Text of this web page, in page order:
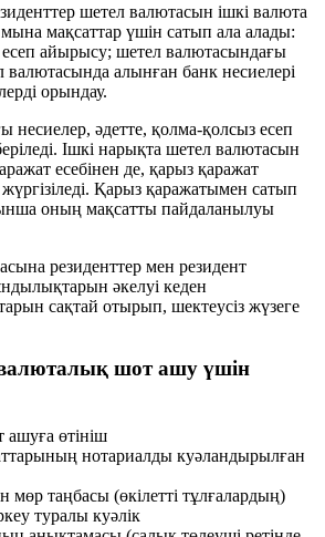
шетел валютасын ішкі валюта
мақсаттар үшін сатып ала алады:
есеп айырысу; шетел валютасындағы
валютасында алынған банк несиелері
орындау.
несиелер, әдетте, қолма-қолсыз есеп
Ішкі нарықта шетел валютасын
есебінен де, қарыз қаражат
Қарыз қаражатымен сатып
оның мақсатты пайдаланылуы
резиденттер мен резидент
әкелуі кеден
сақтай отырып, шектеусіз жүзеге
валюталық шот ашу үшін
өтініш
нотариалды куәландырылған
мөр таңбасы (өкілетті тұлғалардың)
туралы куәлік